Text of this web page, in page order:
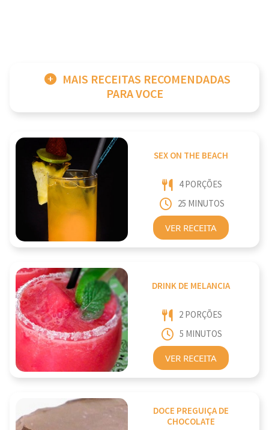
MAIS RECEITAS RECOMENDADAS
PARA VOCE
SEX ON THE BEACH
4 PORÇÕES
25 MINUTOS
VER RECEITA
DRINK DE MELANCIA
2 PORÇÕES
5 MINUTOS
VER RECEITA
DOCE PREGUIÇA DE
CHOCOLATE